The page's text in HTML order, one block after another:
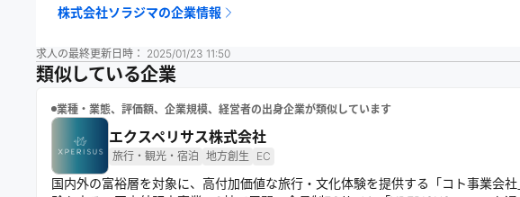
株式会社ソラジマの企業情報
求人の最終更新日時： 2025/01/23 11:50
類似している企業
業種・業態、評価額、企業規模、経営者の出身企業が類似しています
エクスペリサス株式会社
旅行・観光・宿泊 地方創生 EC
国内外の富裕層を対象に、高付加価値な旅行・文化体験を提供する「コト事業会